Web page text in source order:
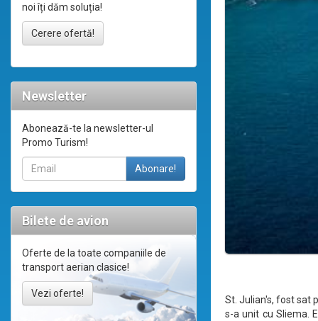
noi îți dăm soluția!
Cerere ofertă!
Newsletter
Abonează-te la newsletter-ul
Promo Turism!
Bilete de avion
Oferte de la toate companiile de
transport aerian clasice!
Vezi oferte!
St. Julian's, fost sat
s-a unit cu Sliema.